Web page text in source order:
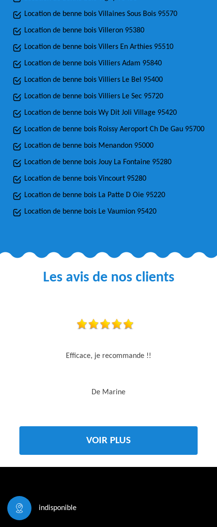
Location de benne bois Villaines Sous Bois 95570
Location de benne bois Villeron 95380
Location de benne bois Villers En Arthies 95510
Location de benne bois Villiers Adam 95840
Location de benne bois Villiers Le Bel 95400
Location de benne bois Villiers Le Sec 95720
Location de benne bois Wy Dit Joli Village 95420
Location de benne bois Roissy Aeroport Ch De Gau 95700
Location de benne bois Menandon 95000
Location de benne bois Jouy La Fontaine 95280
Location de benne bois Vincourt 95280
Location de benne bois La Patte D Oie 95220
Location de benne bois Le Vaumion 95420
Les avis de nos clients
Efficace, je recommande !!
De Marine
VOIR PLUS
indisponible